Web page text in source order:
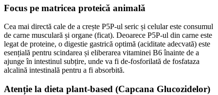
Focus pe matricea proteică animală
​Cea mai directă cale de a crește P5P-ul seric și celular este consumul
de carne musculară și organe (ficat). Deoarece P5P-ul din carne este
legat de proteine, o digestie gastrică optimă (aciditate adecvată) este
esențială pentru scindarea și eliberarea vitaminei B6 înainte de a
ajunge în intestinul subțire, unde va fi de-fosforilată de fosfataza
alcalină intestinală pentru a fi absorbită.
Atenție la dieta plant-based (Capcana Glucozidelor)